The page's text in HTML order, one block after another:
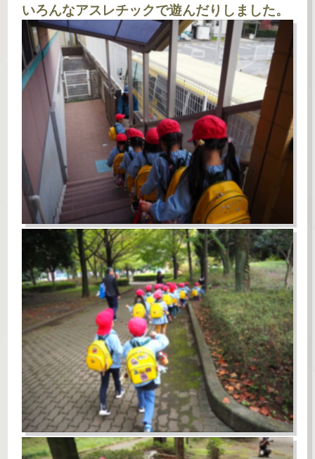
いろんなアスレチックで遊んだりしました。